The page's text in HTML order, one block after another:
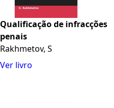
Qualificação de infracções
penais
Rakhmetov, S
Ver livro